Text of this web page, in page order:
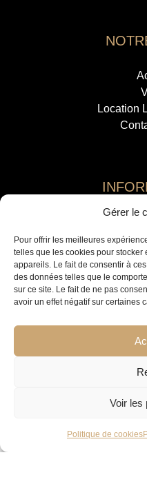
Gérer le
Pour offrir les meilleures
telles que les cookies pour
appareils. Le fait de consentir à
des données telles que le
sur ce site. Le fait de ne pas
avoir un effet négatif sur certaines
Voir les
Politique de cookies
Location
Nos
© 2026 Jemaa